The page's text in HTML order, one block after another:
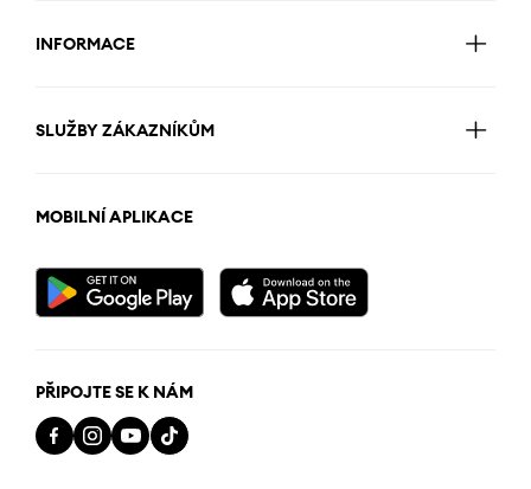
INFORMACE
SLUŽBY ZÁKAZNÍKŮM
MOBILNÍ APLIKACE
PŘIPOJTE SE K NÁM